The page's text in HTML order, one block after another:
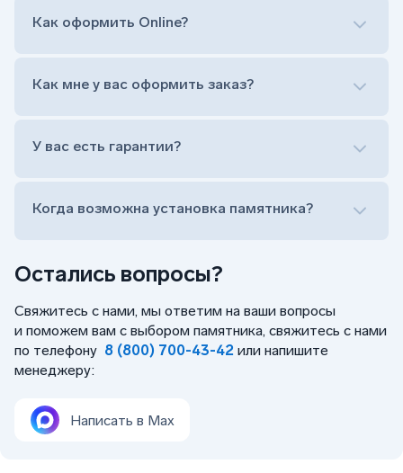
Остались вопросы?
Свяжитесь с нами, мы ответим на ваши вопросы
и поможем вам с выбором памятника, свяжитесь с нами
по телефону 8 (800) 700-43-42 или напишите
менеджеру:
Написать в Max
прописной)
Оформить заказ удаленно (online)
Заказать бесплатный выезд менеджера на дом
Как оформить Online?
Оформить заказ удаленно (online)
Заказать бесплатный выезд менеджера на дом
Как мне у вас оформить заказ?
У вас есть гарантии?
Когда возможна установка памятника?